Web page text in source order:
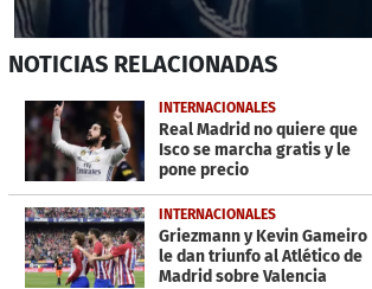
seconds
minute,
19
secondsVolume
0%
NOTICIAS RELACIONADAS
INTERNACIONALES
Real Madrid no quiere que
Isco se marcha gratis y le
pone precio
INTERNACIONALES
Griezmann y Kevin Gameiro
le dan triunfo al Atlético de
Madrid sobre Valencia